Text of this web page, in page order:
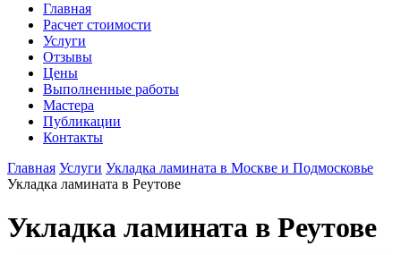
Главная
Расчет стоимости
Услуги
Отзывы
Цены
Выполненные работы
Мастера
Публикации
Контакты
Главная Услуги Укладка ламината в Москве и Подмосковье
Укладка ламината в Реутове
Укладка ламината в Реутове